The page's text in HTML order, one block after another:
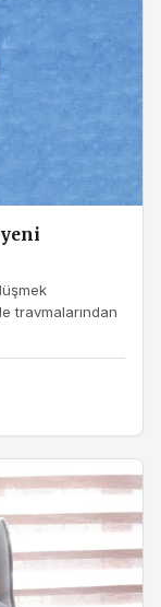
travmalarından